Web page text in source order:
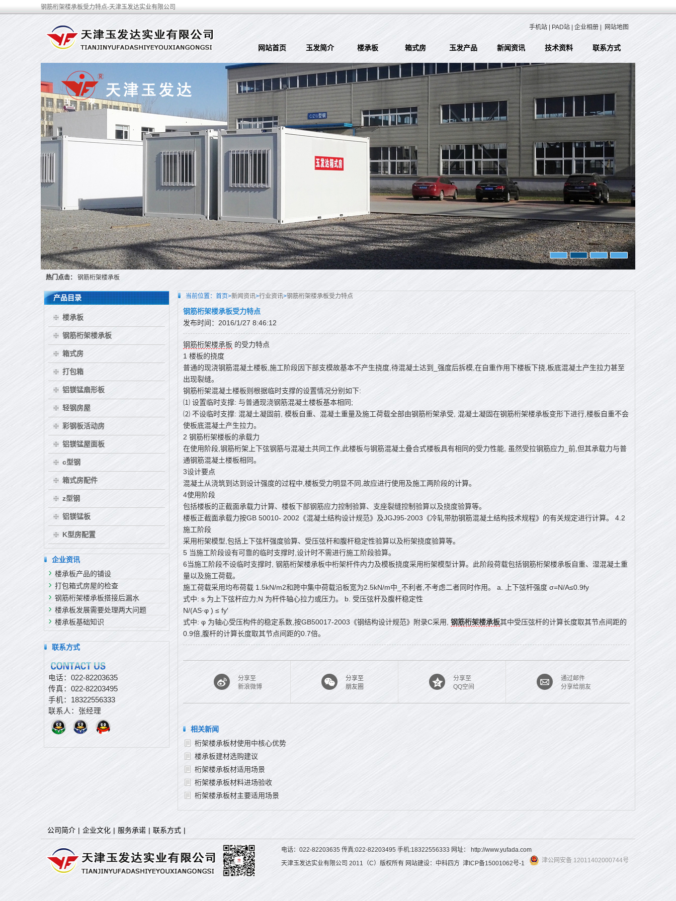
钢筋桁架楼承板受力特点-天津玉发达实业有限公司
手机站 PAD站 企业相册 网站地图
网站首页 玉发简介 楼承板 箱式房 玉发产品 新闻资讯 技术资料 联系方式
热门点击： 钢筋桁架楼承板
当前位置： 首页>新闻资讯>行业资讯>钢筋桁架楼承板受力特点
钢筋桁架楼承板受力特点
发布时间：2016/1/27 8:46:12
钢筋桁架楼承板 的受力特点
1 楼板的挠度
普通的现浇钢筋混凝土楼板,施工阶段因下部支模故基本不产生挠度,待混凝土达到_强度后拆模,在自重作用下楼板下挠,板底混凝土产生拉力甚至
出现裂缝。
钢筋桁架混凝土楼板则根据临时支撑的设置情况分别如下:
⑴ 设置临时支撑: 与普通现浇钢筋混凝土楼板基本相同;
⑵ 不设临时支撑: 混凝土凝固前, 模板自重、混凝土重量及施工荷载全部由钢筋桁架承受, 混凝土凝固在钢筋桁架楼承板变形下进行,楼板自重不会
使板底混凝土产生拉力。
2 钢筋桁架楼板的承载力
在使用阶段,钢筋桁架上下弦钢筋与混凝土共同工作,此楼板与钢筋混凝土叠合式楼板具有相同的受力性能, 虽然受拉钢筋应力_前,但其承载力与普
通钢筋混凝土楼板相同。
3设计要点
混凝土从浇筑到达到设计强度的过程中,楼板受力明显不同,故应进行使用及施工两阶段的计算。
4使用阶段
包括楼板的正截面承载力计算、楼板下部钢筋应力控制验算、支座裂缝控制验算以及挠度验算等。
楼板正截面承载力按GB 50010- 2002《混凝土结构设计规范》及JGJ95-2003《冷轧带肋钢筋混凝土结构技术规程》的有关规定进行计算。 4.2
施工阶段
采用桁架模型,包括上下弦杆强度验算、受压弦杆和腹杆稳定性验算以及桁架挠度验算等。
5 当施工阶段设有可靠的临时支撑时,设计时不需进行施工阶段验算。
6当施工阶段不设临时支撑时, 钢筋桁架楼承板中桁架杆件内力及模板挠度采用桁架模型计算。此阶段荷载包括钢筋桁架楼承板自重、湿混凝土重
量以及施工荷载。
施工荷载采用均布荷载 1.5kN/m2和跨中集中荷载沿板宽为2.5kN/m中_不利者,不考虑二者同时作用。 a. 上下弦杆强度 σ=N/A≤0.9fy
式中: s 为上下弦杆应力;N 为杆件轴心拉力或压力。 b. 受压弦杆及腹杆稳定性
N/(AS·φ ) ≤ fy′
式中: φ 为轴心受压构件的稳定系数,按GB50017-2003《钢结构设计规范》附录C采用, 钢筋桁架楼承板其中受压弦杆的计算长度取其节点间距的
0.9倍,腹杆的计算长度取其节点间距的0.7倍。
分享至
新浪微博
分享至
朋友圈
分享至
QQ空间
通过邮件
分享给朋友
相关新闻
桁架楼承板材使用中核心优势
楼承板建材选购建议
桁架楼承板材适用场景
桁架楼承板材料进场验收
桁架楼承板材主要适用场景
产品目录
楼承板
钢筋桁架楼承板
箱式房
打包箱
铝镁锰扇形板
轻钢房屋
彩钢板活动房
铝镁锰屋面板
c型钢
箱式房配件
z型钢
铝镁锰板
K型房配置
企业资讯
楼承板产品的铺设
打包箱式房屋的检查
钢筋桁架楼承板搭接后漏水
楼承板发展需要处理两大问题
楼承板基础知识
联系方式
电话：022-82203635
传真：022-82203495
手机：18322556333
联系人：张经理
公司简介 | 企业文化 | 服务承诺 | 联系方式 |
电话：022-82203635 传真:022-82203495 手机:18322556333 网址：
http://www.yufada.com
天津玉发达实业有限公司 2011（C）版权所有 网站建设：中科四方 津ICP备15001062号-1 津公网安备 12011402000744号